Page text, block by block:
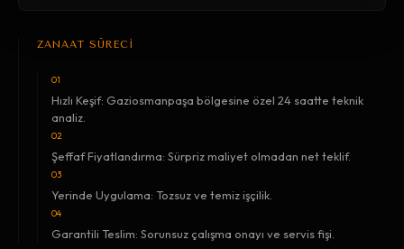
ZANAAT SÜRECİ
01
Hızlı Keşif: Gaziosmanpaşa bölgesine özel 24 saatte teknik
analiz.
02
Şeffaf Fiyatlandırma: Sürpriz maliyet olmadan net teklif.
03
Yerinde Uygulama: Tozsuz ve temiz işçilik.
04
Garantili Teslim: Sorunsuz çalışma onayı ve servis fişi.